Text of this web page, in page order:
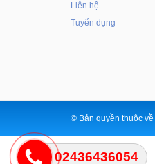
Liên hệ
Tuyển dụng
© Bản quyền thuộc về
02436436054